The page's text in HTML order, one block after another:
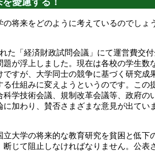
将来をどのように考えているのでしょ
た「経済財政試問会議」にて運営費交
題が浮上しました。現在は各校の学生数
ですが、大学同士の競争に基づく研究成
仕組みに変えようというのです。この
学技術会議、規制改革会議等、政府の
加わり、賛否さまざまな意見が出てい
大学の将来的な教育研究を貧困と低下
断じて阻止しなければなりません。公表